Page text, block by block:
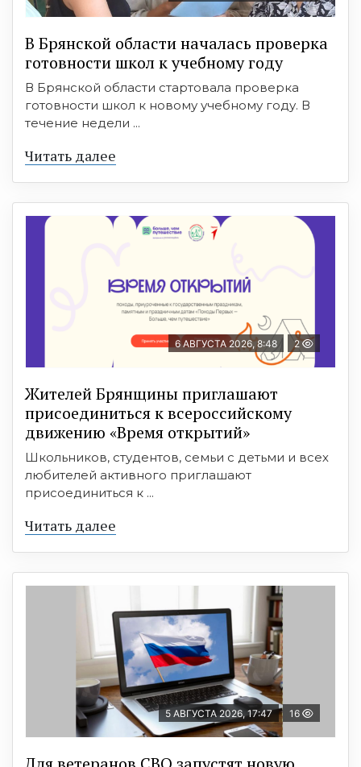
В Брянской области началась проверка
готовности школ к учебному году
В Брянской области стартовала проверка
готовности школ к новому учебному году. В
течение недели ...
Читать далее
6 АВГУСТА 2026, 8:48 2
Жителей Брянщины приглашают
присоединиться к всероссийскому
движению «Время открытий»
Школьников, студентов, семьи с детьми и всех
любителей активного приглашают
присоединиться к ...
Читать далее
5 АВГУСТА 2026, 17:47 16